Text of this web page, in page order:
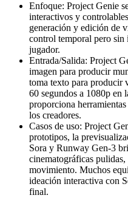
Enfoque: Project Genie
interactivos y
generación y edición de
control temporal pero
jugador.
Entrada/Salida: Project
imagen para producir
toma texto para producir
60 segundos a 1080p en
proporciona
los creadores.
Casos de uso: Project
prototipos, la
Sora y Runway Gen-3
cinematográficas
movimiento. Muchos
ideación interactiva con
final.